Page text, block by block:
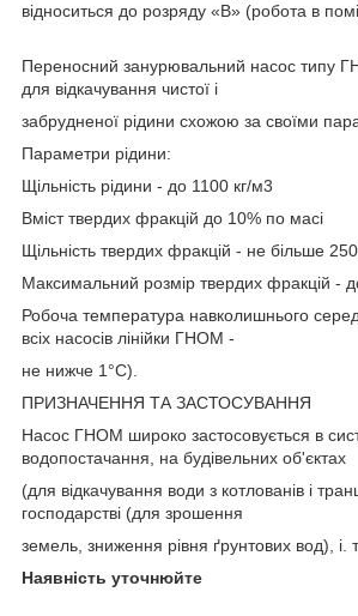
відноситься до розряду «В» (робота в
Переносний занурювальний насос типу
для відкачування чистої і
забрудненої рідини схожою за своїми
Параметри рідини:
Щільність рідини - до 1100 кг/м3
Вміст твердих фракцій до 10% по масі
Щільність твердих фракцій - не більше
Максимальний розмір твердих фракцій -
Робоча температура навколишнього
всіх насосів лінійки ГНОМ -
не нижче 1°C).
ПРИЗНАЧЕННЯ ТА ЗАСТОСУВАННЯ
Насос ГНОМ широко застосовується в
водопостачання, на будівельних об'єктах
(для відкачування води з котлованів і
господарстві (для зрошення
земель, зниження рівня ґрунтових вод), і.
Наявність уточнюйте